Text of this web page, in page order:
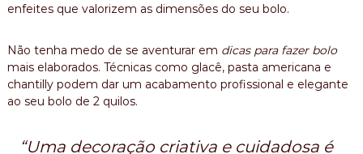
enfeites que valorizem as dimensões do seu bolo.
Não tenha medo de se aventurar em dicas para fazer bolo
mais elaborados. Técnicas como glacê, pasta americana e
chantilly podem dar um acabamento profissional e elegante
ao seu bolo de 2 quilos.
“Uma decoração criativa e cuidadosa é